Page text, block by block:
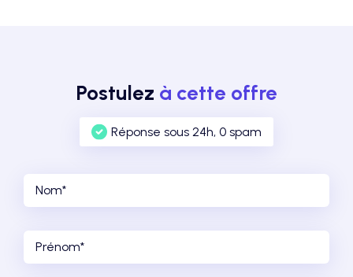
Postulez à cette offre
Réponse sous 24h, 0 spam